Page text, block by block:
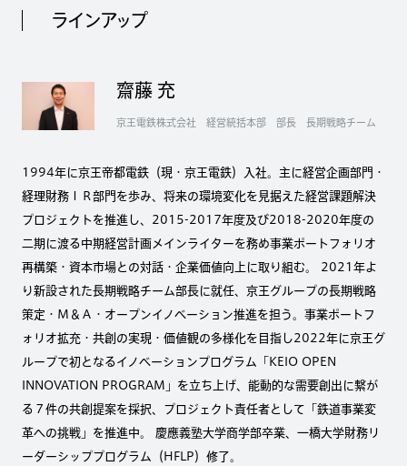
ラインアップ
齋藤 充
京王電鉄株式会社 経営統括本部 部長 長期戦略チーム
1994年に京王帝都電鉄（現・京王電鉄）入社。主に経営企画部門・
経理財務ＩＲ部門を歩み、将来の環境変化を見据えた経営課題解決
プロジェクトを推進し、2015-2017年度及び2018-2020年度の
二期に渡る中期経営計画メインライターを務め事業ポートフォリオ
再構築・資本市場との対話・企業価値向上に取り組む。 2021年よ
り新設された長期戦略チーム部長に就任、京王グループの長期戦略
策定・Ｍ＆Ａ・オープンイノベーション推進を担う。事業ポートフ
ォリオ拡充・共創の実現・価値観の多様化を目指し2022年に京王グ
ループで初となるイノベーションプログラム「KEIO OPEN
INNOVATION PROGRAM」を立ち上げ、能動的な需要創出に繋が
る７件の共創提案を採択、プロジェクト責任者として「鉄道事業変
革への挑戦」を推進中。 慶應義塾大学商学部卒業、一橋大学財務リ
ーダーシッププログラム（HFLP）修了。